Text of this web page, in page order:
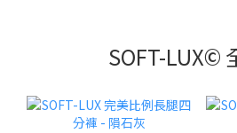
SOFT-LUX©